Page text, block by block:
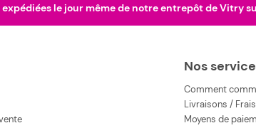
le jour même de notre entrepôt de Vitry
Nos
Comment
Livraisons /
Moyens de